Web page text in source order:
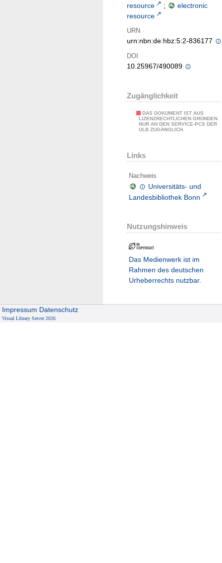
resource
;
electronic
resource
URN
urn:nbn:de:hbz:5:2-836177
DOI
10.25967/490089
Zugänglichkeit
DAS DOKUMENT IST AUS
LIZENZRECHTLICHEN GRÜNDEN
NUR AN DEN SERVICE-PCS DER
ULB ZUGÄNGLICH.
Links
Nachweis
Universitäts- und
Landesbibliothek Bonn
Nutzungshinweis
Das Medienwerk ist im
Rahmen des deutschen
Urheberrechts nutzbar.
Impressum Datenschutz
Visual Library Server 2026